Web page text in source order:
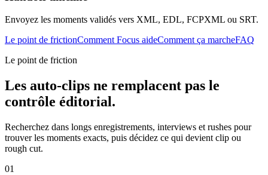
Envoyez les moments validés vers XML, EDL, FCPXML ou SRT.
Le point de frictionComment Focus aideComment ça marcheFAQ
Le point de friction
Les auto-clips ne remplacent pas le
contrôle éditorial.
Recherchez dans longs enregistrements, interviews et rushes pour
trouver les moments exacts, puis décidez ce qui devient clip ou
rough cut.
01